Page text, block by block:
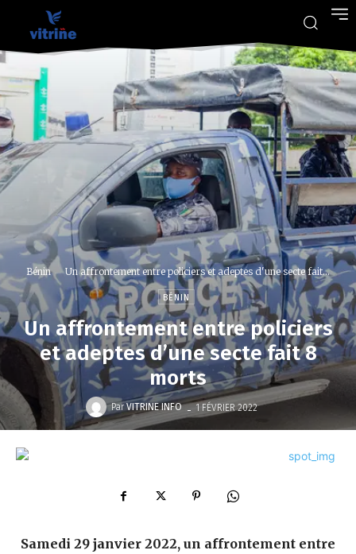
Bénin Un affrontement entre policiers et adeptes d'une secte fait...
BÉNIN
Un affrontement entre policiers
et adeptes d’une secte fait 8
morts
Par VITRINE INFO - 1 FÉVRIER 2022
Samedi 29 janvier 2022, un affrontement entre